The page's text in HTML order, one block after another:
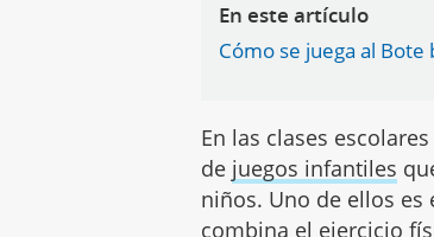
En este artículo
Cómo se juega al
En las clases
de juegos infantiles
niños. Uno de ellos es
combina el ejercicio